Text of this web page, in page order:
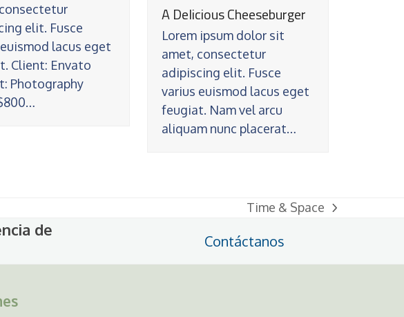
elit. Fusce
lacus eget
Client: Envato
Photography
A Delicious Cheeseburger
Lorem ipsum dolor sit
amet, consectetur
adipiscing elit. Fusce
varius euismod lacus eget
feugiat. Nam vel arcu
aliquam nunc placerat…
next
post:
Time & Space
de
Contáctanos